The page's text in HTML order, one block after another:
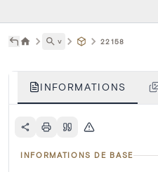
˅ 22158
INFORMATIONS
INFORMATIONS DE BASE